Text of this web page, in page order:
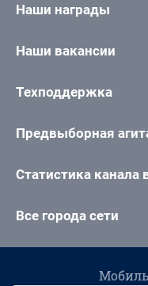
Наши награды
Наши вакансии
Техподдержка
Предвыборная
Статистика канала
Все города сети